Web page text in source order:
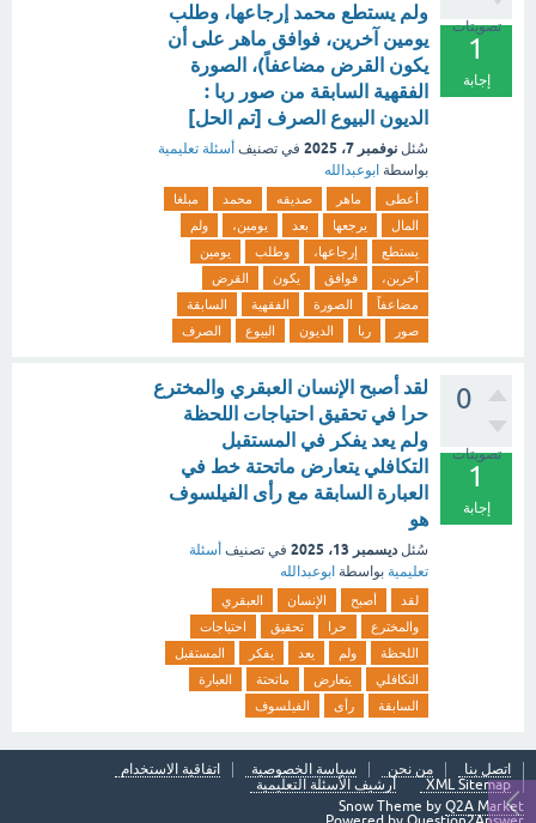
تصويتات
1
إجابة
ولم يستطع محمد إرجاعها، وطلب
يومين آخرين، فوافق ماهر على أن
يكون القرض مضاعفاً)، الصورة
الفقهية السابقة من صور ربا :
الديون البيوع الصرف [تم الحل]
سُئل نوفمبر 7، 2025 في تصنيف أسئلة تعليمية
بواسطة ابوعبدالله
أعطى ماهر صديقه محمد
مبلغا
المال
يرجعها بعد يومين،
ولم
يستطع
إرجاعها، وطلب
يومين
آخرين،
فوافق يكون
القرض
مضاعفاً
الصورة الفقهية
السابقة
صور
ربا الديون البيوع الصرف
0
تصويتات
1
إجابة
لقد أصبح الإنسان العبقري والمخترع
حرا في تحقيق احتياجات اللحظة
ولم يعد يفكر في المستقبل
التكافلي يتعارض ماتحتة خط في
العبارة السابقة مع رأى الفيلسوف
هو
سُئل ديسمبر 13، 2025 في تصنيف أسئلة
تعليمية بواسطة ابوعبدالله
لقد أصبح الإنسان
العبقري
والمخترع
حرا تحقيق
احتياجات
اللحظة
ولم يعد يفكر
المستقبل
التكافلي
يتعارض ماتحتة
العبارة
السابقة
رأى الفيلسوف
اتصل بنا من نحن سياسة الخصوصية
اتفاقية الاستخدام
XML Sitemap
أرشيف الأسئلة التعليمية
Snow Theme by Q2A Market